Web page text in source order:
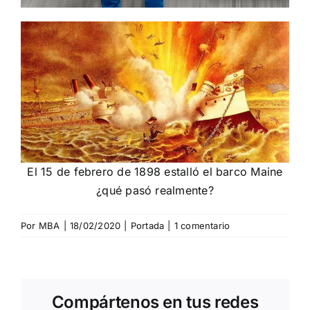
El 15 de febrero de 1898 estalló el barco Maine
¿qué pasó realmente?
Por MBA 18/02/2020 Portada 1 comentario
Compártenos en tus redes